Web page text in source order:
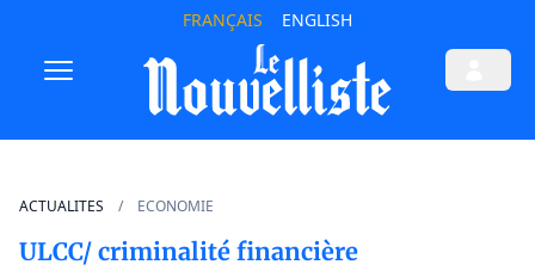
FRANÇAIS ENGLISH
ACTUALITES ECONOMIE
ULCC/ criminalité financière